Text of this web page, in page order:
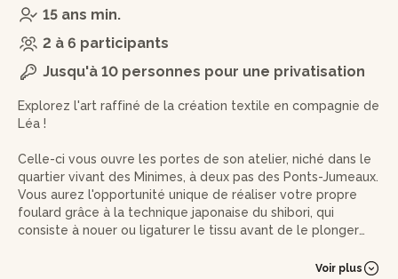
15 ans min.
2 à 6 participants
Jusqu'à 10 personnes pour une privatisation
Explorez l'art raffiné de la création textile en compagnie de
Léa !
Celle-ci vous ouvre les portes de son atelier, niché dans le
quartier vivant des Minimes, à deux pas des Ponts-Jumeaux.
Vous aurez l'opportunité unique de réaliser votre propre
foulard grâce à la technique japonaise du shibori, qui
consiste à nouer ou ligaturer le tissu avant de le plonger
Voir plus